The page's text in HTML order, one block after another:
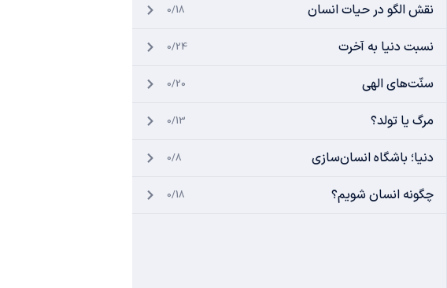
نقش الگو در حیات انسان 0/18
نسبت دنیا به آخرت 0/24
سنّت‌های الهی 0/20
مرگ یا تولد؟ 0/13
دنیا؛ باشگاه انسان‌سازی 0/8
چگونه انسان شویم؟ 0/18